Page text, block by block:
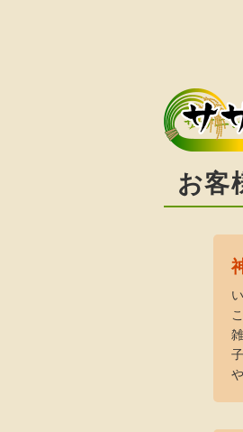
ササニシキと
お客